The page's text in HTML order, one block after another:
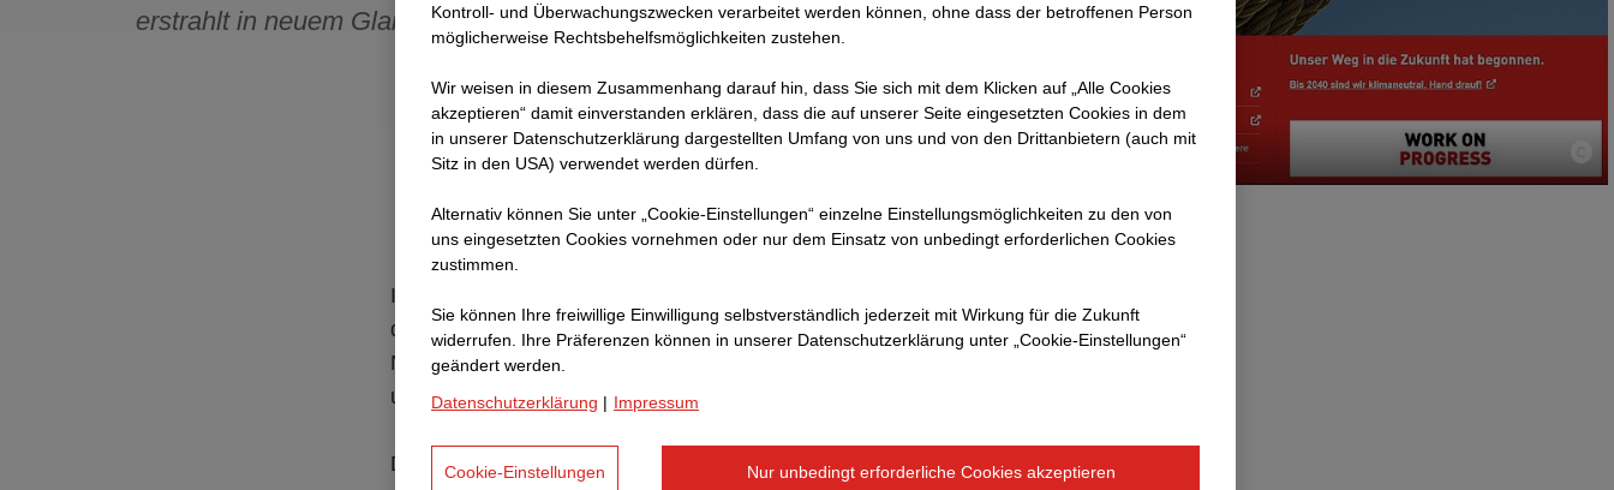
erstrahlt in neuem Glanz.
In den letzten Wochen und Monaten haben wir intensiv an der Überarbeitung unserer
digitalen Präsenz gearbeitet, um Ihnen, unseren Besucher:innen eine verbesserte
Nutzererfahrung zu bieten. Nach sorgfältiger Planung und Implementierung freuen wir
uns, die Ergebnisse vorzustellen:
Das neue Design unserer Website strabag.ch basiert auf einem modernen und
Kontroll- und Überwachungszwecken verarbeitet werden können, ohne dass der betroffenen Person
möglicherweise Rechtsbehelfsmöglichkeiten zustehen.
Wir weisen in diesem Zusammenhang darauf hin, dass Sie sich mit dem Klicken auf „Alle Cookies
akzeptieren“ damit ein­ver­standen erklären, dass die auf unserer Seite eingesetzten Cookies in dem
in unserer Datenschutzerklärung dargestellten Umfang von uns und von den Drittanbietern (auch mit
Sitz in den USA) verwendet werden dürfen.
Alternativ können Sie unter „Cookie-Einstellungen“ einzelne Einstellungsmöglichkeiten zu den von
uns eingesetzten Cookies vornehmen oder nur dem Einsatz von unbedingt erforderlichen Cookies
zustimmen.
Sie können Ihre freiwillige Einwilligung selbstverständlich jederzeit mit Wirkung für die Zukunft
widerrufen. Ihre Prä­fe­renzen können in unserer Datenschutzerklärung unter „Cookie-Einstellungen“
geändert werden.
Datenschutzerklärung | Impressum
Nur unbedingt erforderliche Cookies akzeptieren
Cookie-Einstellungen